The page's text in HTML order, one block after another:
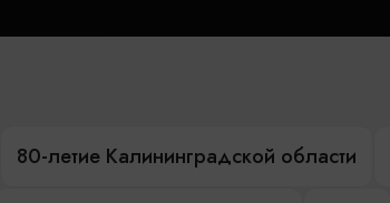
80-летие Калининградской области